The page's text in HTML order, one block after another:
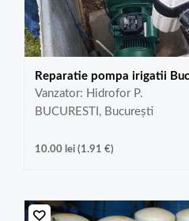
Reparatie pompa irigatii
Vanzator: Hidrofor P.
BUCURESTI, București
10.00 lei(1.91 €)